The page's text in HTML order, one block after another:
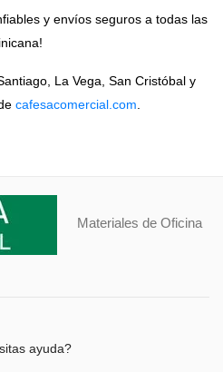
y envíos seguros a todas las
La Vega, San Cristóbal y
cafesacomercial.com
Materiales de Oficina
ayuda?